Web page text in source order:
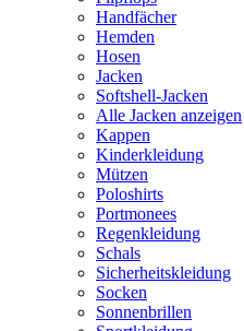
Handfächer
Hemden
Hosen
Jacken
Softshell-Jacken
Alle Jacken anzeigen
Kappen
Kinderkleidung
Mützen
Poloshirts
Portmonees
Regenkleidung
Schals
Sicherheitskleidung
Socken
Sonnenbrillen